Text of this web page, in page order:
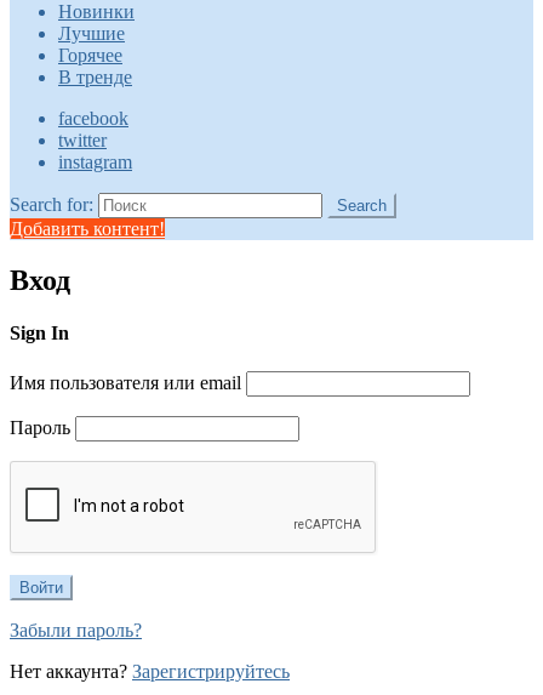
Новинки
Лучшие
Горячее
В тренде
facebook
twitter
instagram
Search for: Search
Добавить контент!
Вход
Sign In
Имя пользователя или email
Пароль
Забыли пароль?
Нет аккаунта? Зарегистрируйтесь